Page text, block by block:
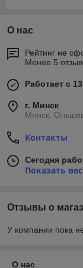
О нас
Рейтинг не
Менее 5
Работает с
г. Минск
Минск,
Контакты
Сегодня
Показать
Отзывы о
У компании пока
О нас